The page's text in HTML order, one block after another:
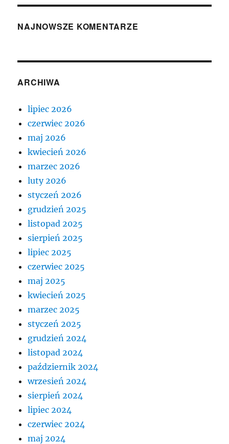
NAJNOWSZE KOMENTARZE
ARCHIWA
lipiec 2026
czerwiec 2026
maj 2026
kwiecień 2026
marzec 2026
luty 2026
styczeń 2026
grudzień 2025
listopad 2025
sierpień 2025
lipiec 2025
czerwiec 2025
maj 2025
kwiecień 2025
marzec 2025
styczeń 2025
grudzień 2024
listopad 2024
październik 2024
wrzesień 2024
sierpień 2024
lipiec 2024
czerwiec 2024
maj 2024